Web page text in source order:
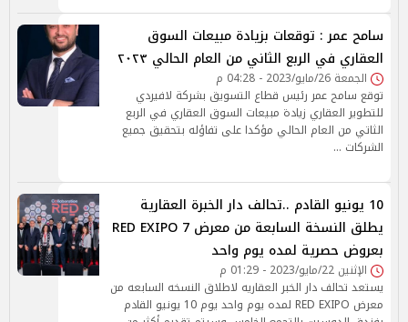
سامح عمر : توقعات بزيادة مبيعات السوق
العقاري في الربع الثاني من العام الحالي ٢٠٢٣
الجمعة 26/مايو/2023 - 04:28 م
توقع سامح عمر رئيس قطاع التسويق بشركة لافيردي
للتطوير العقاري زيادة مبيعات السوق العقاري في الربع
الثاتي من العام الحالي مؤكدا على تفاؤله بتحقيق جميع
الشركات …
10 يونيو القادم ..تحالف دار الخبرة العقارية
يطلق النسخة السابعة من معرض RED EXIPO 7
بعروض حصرية لمده يوم واحد
الإثنين 22/مايو/2023 - 01:29 م
يستعد تحالف دار الخبر العقاريه لاطلاق النسخه السابعه من
معرض RED EXIPO لمده يوم واحد يوم 10 يونيو القادم